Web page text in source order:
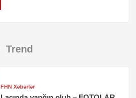
Trend
FHN Xəbərlər